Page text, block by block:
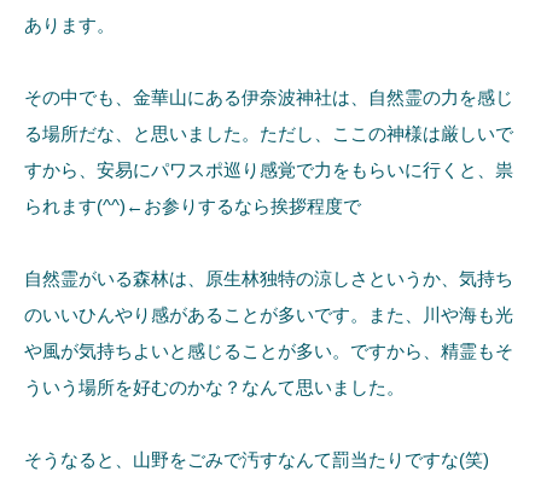
あります。
その中でも、金華山にある伊奈波神社は、自然霊の力を感じ
る場所だな、と思いました。ただし、ここの神様は厳しいで
すから、安易にパワスポ巡り感覚で力をもらいに行くと、祟
られます(^^)←お参りするなら挨拶程度で
自然霊がいる森林は、原生林独特の涼しさというか、気持ち
のいいひんやり感があることが多いです。また、川や海も光
や風が気持ちよいと感じることが多い。ですから、精霊もそ
ういう場所を好むのかな？なんて思いました。
そうなると、山野をごみで汚すなんて罰当たりですな(笑)